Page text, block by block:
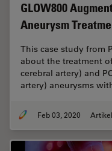
GLOW800
Aneurysm
This case study from
about the treatment
cerebral artery) and
artery) aneurysms
Feb 03, 2020 Artikel